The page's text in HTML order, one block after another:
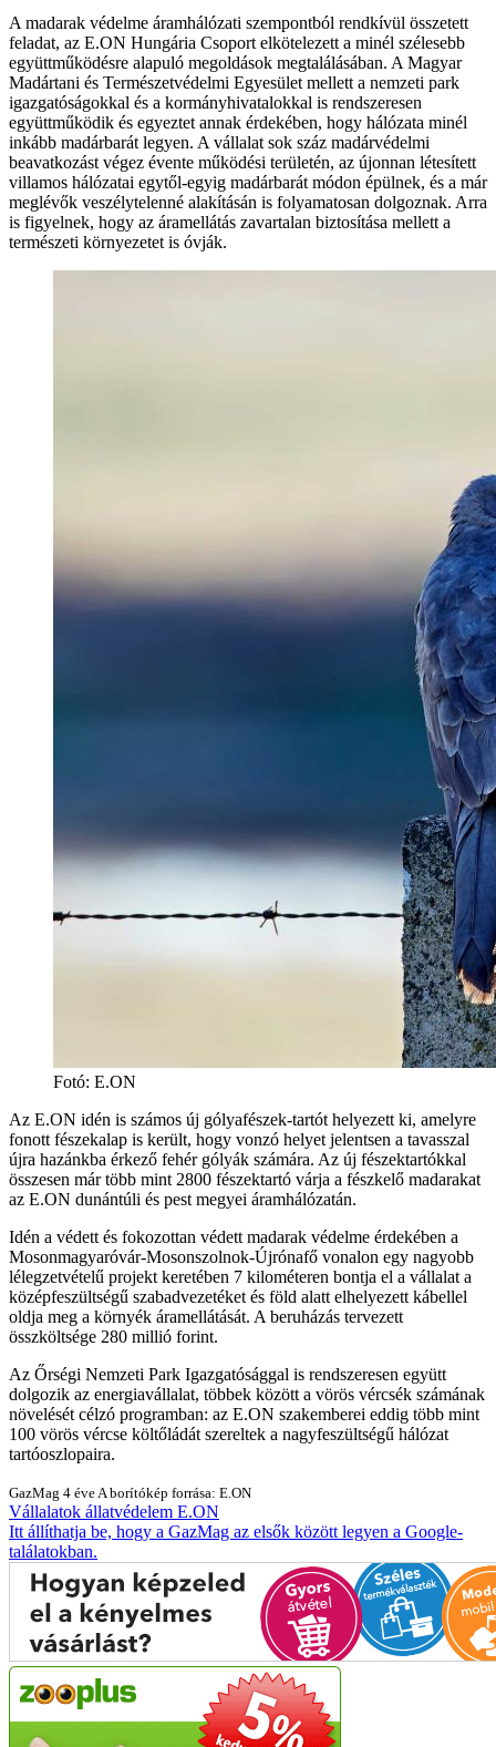
A madarak védelme áramhálózati szempontból rendkívül összetett
feladat, az E.ON Hungária Csoport elkötelezett a minél szélesebb
együttműködésre alapuló megoldások megtalálásában. A Magyar
Madártani és Természetvédelmi Egyesület mellett a nemzeti park
igazgatóságokkal és a kormányhivatalokkal is rendszeresen
együttműködik és egyeztet annak érdekében, hogy hálózata minél
inkább madárbarát legyen. A vállalat sok száz madárvédelmi
beavatkozást végez évente működési területén, az újonnan létesített
villamos hálózatai egytől-egyig madárbarát módon épülnek, és a már
meglévők veszélytelenné alakításán is folyamatosan dolgoznak. Arra
is figyelnek, hogy az áramellátás zavartalan biztosítása mellett a
természeti környezetet is óvják.
Fotó: E.ON
Az E.ON idén is számos új gólyafészek-tartót helyezett ki, amelyre
fonott fészekalap is került, hogy vonzó helyet jelentsen a tavasszal
újra hazánkba érkező fehér gólyák számára. Az új fészektartókkal
összesen már több mint 2800 fészektartó várja a fészkelő madarakat
az E.ON dunántúli és pest megyei áramhálózatán.
Idén a védett és fokozottan védett madarak védelme érdekében a
Mosonmagyaróvár-Mosonszolnok-Újrónafő vonalon egy nagyobb
lélegzetvételű projekt keretében 7 kilométeren bontja el a vállalat a
középfeszültségű szabadvezetéket és föld alatt elhelyezett kábellel
oldja meg a környék áramellátását. A beruházás tervezett
összköltsége 280 millió forint.
Az Őrségi Nemzeti Park Igazgatósággal is rendszeresen együtt
dolgozik az energiavállalat, többek között a vörös vércsék számának
növelését célzó programban: az E.ON szakemberei eddig több mint
100 vörös vércse költőládát szereltek a nagyfeszültségű hálózat
tartóoszlopaira.
GazMag 4 éve A borítókép forrása: E.ON
Vállalatok állatvédelem E.ON
Itt állíthatja be, hogy a GazMag az elsők között legyen a Google-
találatokban.